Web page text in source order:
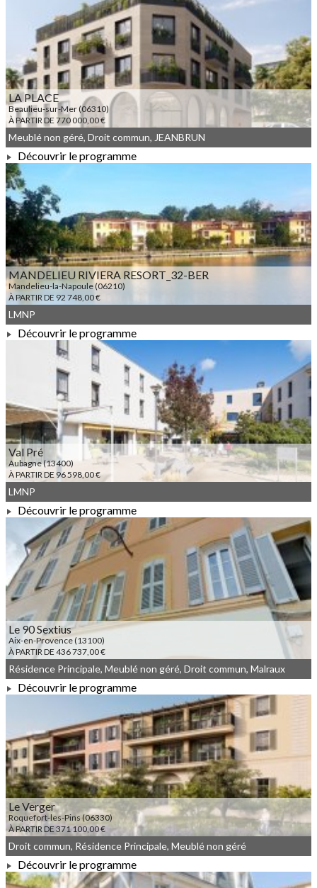
À PARTIR DE 133 696,00 €
LA PLACE
Beaulieu-sur-Mer (06310)
À PARTIR DE 770 000,00 €
À PARTIR DE 770 000,00 €
Meublé non géré, Droit commun, JEANBRUN
Découvrir le programme
MANDELIEU RIVIERA RESORT_32-BER
Mandelieu-la-Napoule (06210)
À PARTIR DE 92 748,00 €
À PARTIR DE 92 748,00 €
LMNP
Découvrir le programme
Val Pré
Aubagne (13400)
À PARTIR DE 96 598,00 €
À PARTIR DE 96 598,00 €
LMNP
Découvrir le programme
Le 90 Sextius
Aix-en-Provence (13100)
À PARTIR DE 436 737,00 €
À PARTIR DE 436 737,00 €
Résidence Principale, Meublé non géré, Droit commun, Malraux
Découvrir le programme
Le Verger
Roquefort-les-Pins (06330)
À PARTIR DE 371 100,00 €
Droit commun, Résidence Principale, Meublé non géré
Découvrir le programme